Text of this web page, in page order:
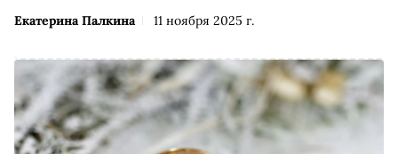
Екатерина Палкина 11 ноября 2025 г.